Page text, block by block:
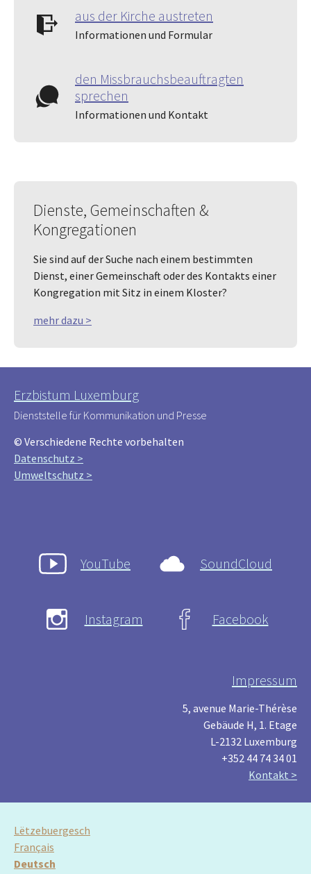
aus der Kirche austreten
Informationen und Formular
den Missbrauchsbeauftragten
sprechen
Informationen und Kontakt
Dienste, Gemeinschaften &
Kongregationen
Sie sind auf der Suche nach einem bestimmten
Dienst, einer Gemeinschaft oder des Kontakts einer
Kongregation mit Sitz in einem Kloster?
mehr dazu >
Erzbistum Luxemburg
Dienststelle für Kommunikation und Presse
© Verschiedene Rechte vorbehalten
Datenschutz >
Umweltschutz >
YouTube SoundCloud
Instagram Facebook
Impressum
5, avenue Marie-Thérèse
Gebäude H, 1. Etage
L-2132 Luxemburg
+352 44 74 34 01
Kontakt >
Lëtzebuergesch
Français
Deutsch